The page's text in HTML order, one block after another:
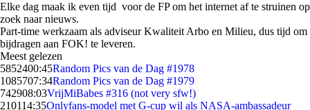
Elke dag maak ik even tijd voor de FP om het internet af te struinen op
zoek naar nieuws.
Part-time werkzaam als adviseur Kwaliteit Arbo en Milieu, dus tijd om
bijdragen aan FOK! te leveren.
Meest gelezen
5852400:45Random Pics van de Dag #1978
1085707:34Random Pics van de Dag #1979
742908:03VrijMiBabes #316 (not very sfw!)
210114:35Onlyfans-model met G-cup wil als NASA-ambassadeur